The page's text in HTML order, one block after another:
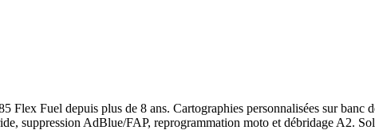
Flex Fuel depuis plus de 8 ans. Cartographies personnalisées sur
suppression AdBlue/FAP, reprogrammation moto et débridage A2.